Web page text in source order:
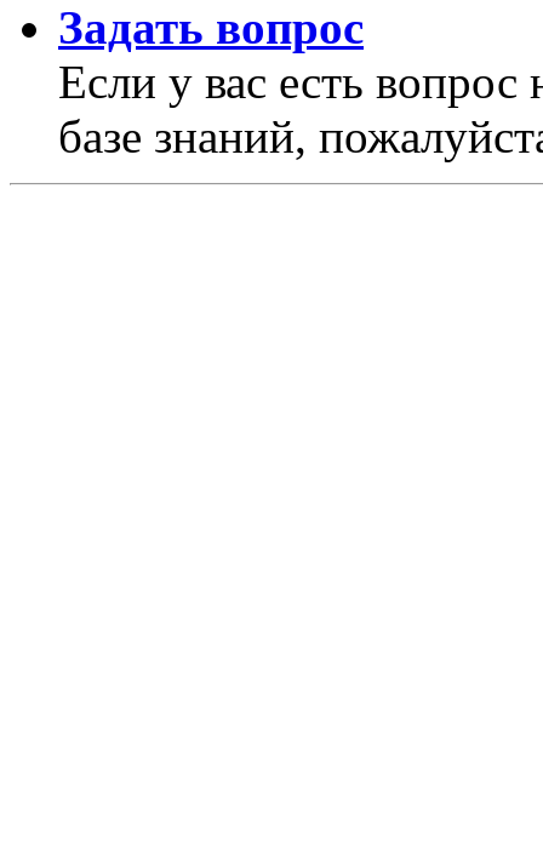
Задать вопрос
Если у вас есть
базе знаний,